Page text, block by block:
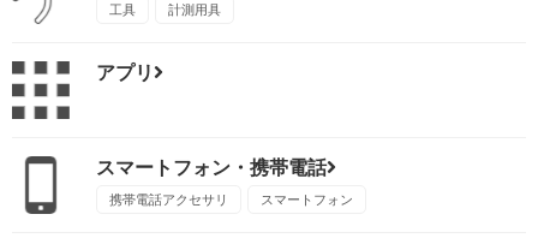
工具 計測用具
アプリ
スマートフォン・携帯電話
携帯電話アクセサリ スマートフォン